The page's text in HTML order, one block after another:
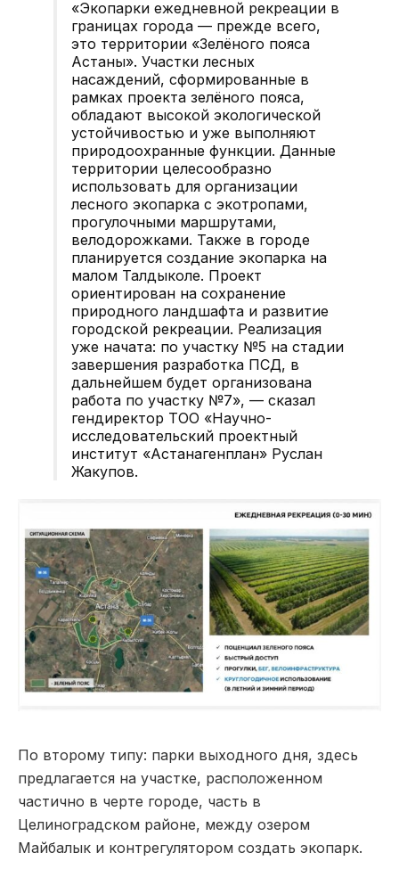
«Экопарки ежедневной рекреации в
границах города — прежде всего,
это территории «Зелёного пояса
Астаны». Участки лесных
насаждений, сформированные в
рамках проекта зелёного пояса,
обладают высокой экологической
устойчивостью и уже выполняют
природоохранные функции. Данные
территории целесообразно
использовать для организации
лесного экопарка с экотропами,
прогулочными маршрутами,
велодорожками. Также в городе
планируется создание экопарка на
малом Талдыколе. Проект
ориентирован на сохранение
природного ландшафта и развитие
городской рекреации. Реализация
уже начата: по участку №5 на стадии
завершения разработка ПСД, в
дальнейшем будет организована
работа по участку №7», — сказал
гендиректор ТОО «Научно-
исследовательский проектный
институт «Астанагенплан» Руслан
Жакупов.
По второму типу: парки выходного дня, здесь
предлагается на участке, расположенном
частично в черте городе, часть в
Целиноградском районе, между озером
Майбалык и контрегулятором создать экопарк.